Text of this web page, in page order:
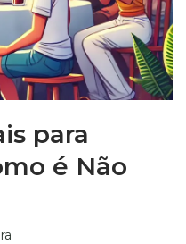
para
é Não